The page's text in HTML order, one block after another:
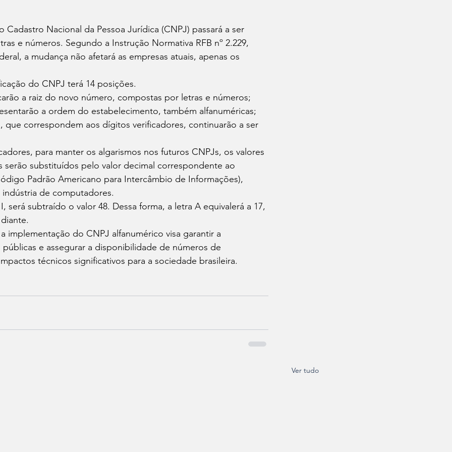
Cadastro Nacional da Pessoa Jurídica (CNPJ) passará a ser
e números. Segundo a Instrução Normativa RFB nº 2.229,
, a mudança não afetará as empresas atuais, apenas os
do CNPJ terá 14 posições.
a raiz do novo número, compostas por letras e números;
a ordem do estabelecimento, também alfanuméricas;
que correspondem aos dígitos verificadores, continuarão a ser
para manter os algarismos nos futuros CNPJs, os valores
serão substituídos pelo valor decimal correspondente ao
Padrão Americano para Intercâmbio de Informações),
de computadores.
será subtraído o valor 48. Dessa forma, a letra A equivalerá a 17,
implementação do CNPJ alfanumérico visa garantir a
e assegurar a disponibilidade de números de
técnicos significativos para a sociedade brasileira.
Ver tudo